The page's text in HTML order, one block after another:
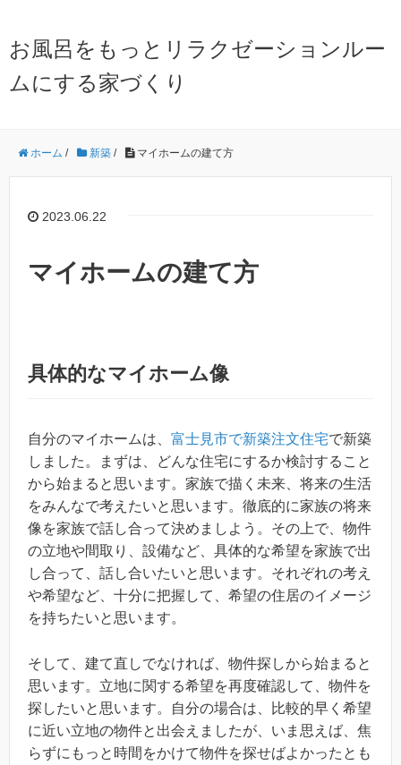
お風呂をもっとリラクゼーションルー
ムにする家づくり
ホーム / 新築 / マイホームの建て方
2023.06.22
マイホームの建て方
具体的なマイホーム像
自分のマイホームは、 富士見市で新築注文住宅で新築
しました。まずは、どんな住宅にするか検討すること
から始まると思います。家族で描く未来、将来の生活
をみんなで考えたいと思います。徹底的に家族の将来
像を家族で話し合って決めましよう。その上で、物件
の立地や間取り、設備など、具体的な希望を家族で出
し合って、話し合いたいと思います。それぞれの考え
や希望など、十分に把握して、希望の住居のイメージ
を持ちたいと思います。
そして、建て直しでなければ、物件探しから始まると
思います。立地に関する希望を再度確認して、物件を
探したいと思います。自分の場合は、比較的早く希望
に近い立地の物件と出会えましたが、いま思えば、焦
らずにもっと時間をかけて物件を探せばよかったとも